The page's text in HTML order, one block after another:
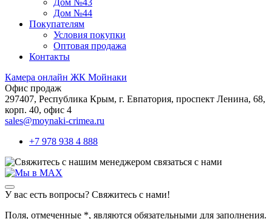
Дом №44
Покупателям
Условия покупки
Оптовая продажа
Контакты
Камера онлайн ЖК Мойнаки
Офис продаж
297407, Республика Крым, г. Евпатория, проспект Ленина, 68,
корп. 40, офис 4
sales@moynaki-crimea.ru
+7 978 938 4 888
связаться с нами
У вас есть вопросы? Свяжитесь с нами!
Поля, отмеченные *, являются обязательными для заполнения.